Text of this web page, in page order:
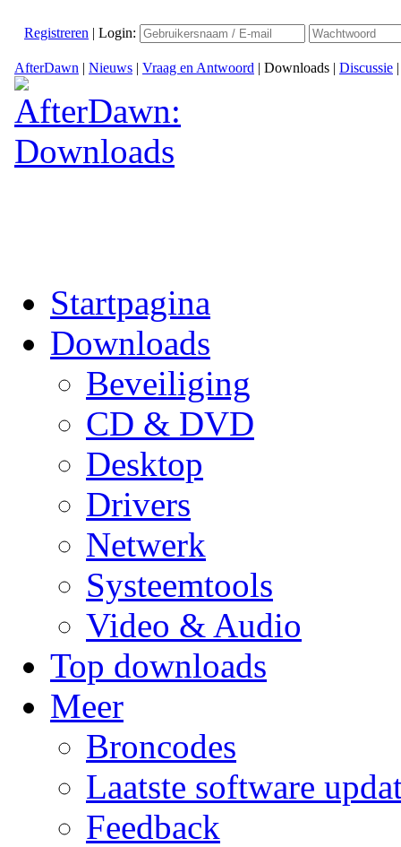
Registreren | Login:
AfterDawn | Nieuws | Vraag en Antwoord | Downloads | Discussie
Startpagina
Downloads
Beveiliging
CD & DVD
Desktop
Drivers
Netwerk
Systeemtools
Video & Audio
Top downloads
Meer
Broncodes
Laatste software
Feedback